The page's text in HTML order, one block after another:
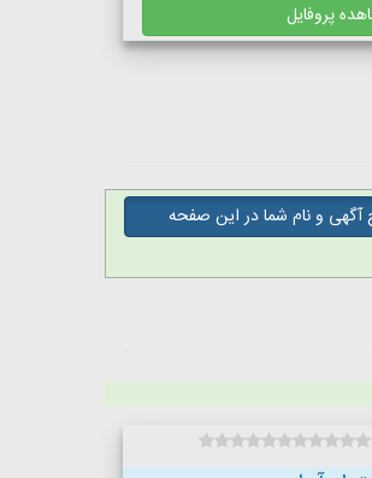
پروفایل
آگهی و نام شما در این صفحه